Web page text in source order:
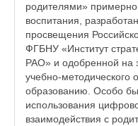
родителями»
воспитания,
просвещения
ФГБНУ «Институт
РАО» и одобренной на
учебно-
образованию. Особо
использования
взаимодействия с